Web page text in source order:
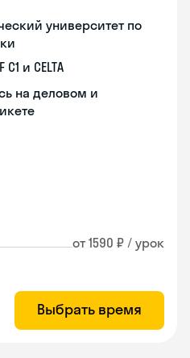
университет по
и CELTA
на деловом и
от 1590 ₽ / урок
Выбрать время